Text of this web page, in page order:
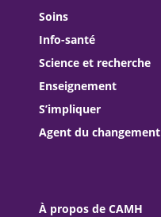
Soins
Info-santé
Science et recherche
Enseignement
S’impliquer
Agent du changement
À propos de CAMH